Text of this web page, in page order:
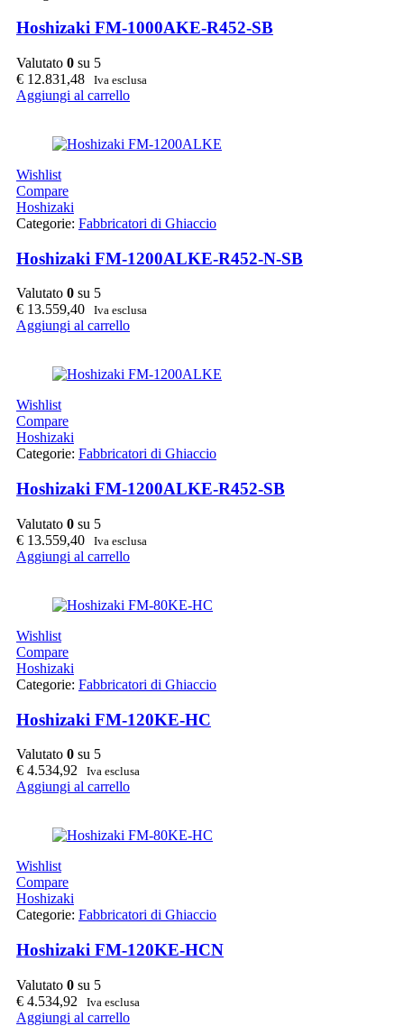
Hoshizaki FM-1000AKE-R452-SB
Valutato 0 su 5
€ 12.831,48 Iva esclusa
Aggiungi al carrello
Wishlist
Compare
Hoshizaki
Categorie: Fabbricatori di Ghiaccio
Hoshizaki FM-1200ALKE-R452-N-SB
Valutato 0 su 5
€ 13.559,40 Iva esclusa
Aggiungi al carrello
Wishlist
Compare
Hoshizaki
Categorie: Fabbricatori di Ghiaccio
Hoshizaki FM-1200ALKE-R452-SB
Valutato 0 su 5
€ 13.559,40 Iva esclusa
Aggiungi al carrello
Wishlist
Compare
Hoshizaki
Categorie: Fabbricatori di Ghiaccio
Hoshizaki FM-120KE-HC
Valutato 0 su 5
€ 4.534,92 Iva esclusa
Aggiungi al carrello
Wishlist
Compare
Hoshizaki
Categorie: Fabbricatori di Ghiaccio
Hoshizaki FM-120KE-HCN
Valutato 0 su 5
€ 4.534,92 Iva esclusa
Aggiungi al carrello